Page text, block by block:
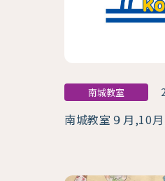
南城教室
南城教室９月,10